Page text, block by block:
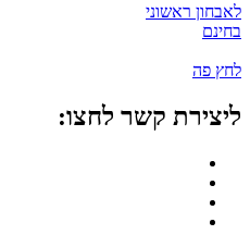
לאבחון ראשוני
בחינם
לחץ פה
ליצירת קשר לחצו: